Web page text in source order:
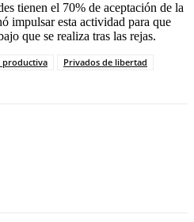
tienen el 70% de aceptación de la
impulsar esta actividad para que
que se realiza tras las rejas.
productiva
Privados de libertad